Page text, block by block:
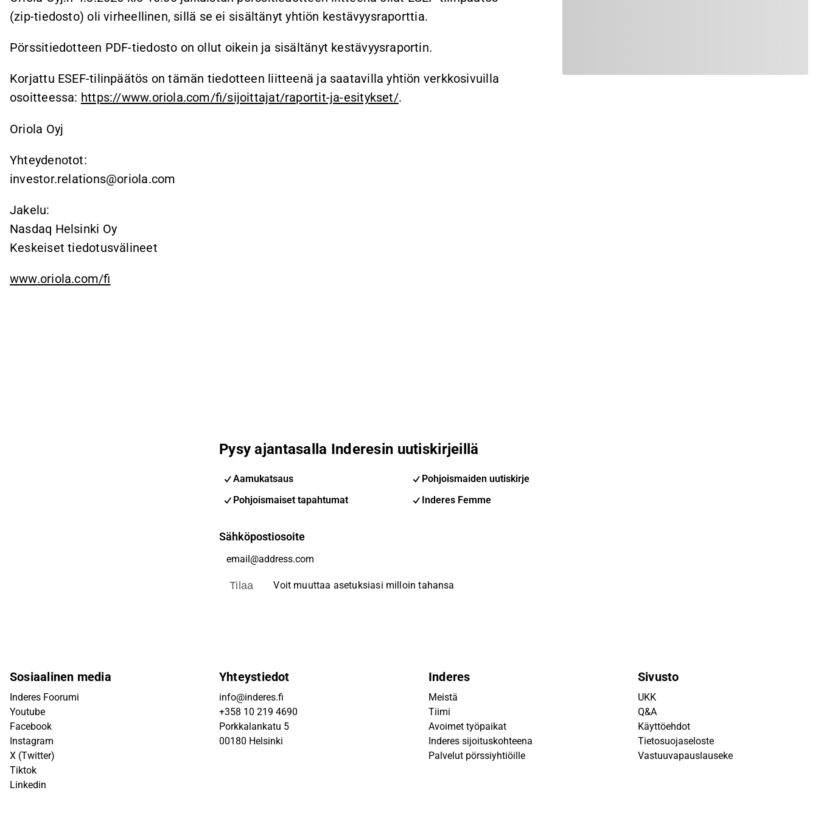
(zip-tiedosto) oli virheellinen, sillä se ei sisältänyt yhtiön kestävyysraporttia.
Pörssitiedotteen PDF-tiedosto on ollut oikein ja sisältänyt kestävyysraportin.
Korjattu ESEF-tilinpäätös on tämän tiedotteen liitteenä ja saatavilla yhtiön verkkosivuilla
osoitteessa: https://www.oriola.com/fi/sijoittajat/raportit-ja-esitykset/.
Oriola Oyj
Yhteydenotot:
investor.relations@oriola.com
Jakelu:
Nasdaq Helsinki Oy
Keskeiset tiedotusvälineet
www.oriola.com/fi
Pysy ajantasalla Inderesin uutiskirjeillä
Aamukatsaus
Pohjoismaiden uutiskirje
Pohjoismaiset tapahtumat
Inderes Femme
Sähköpostiosoite
Tilaa Voit muuttaa asetuksiasi milloin tahansa
Sosiaalinen media
Inderes Foorumi
Youtube
Facebook
Instagram
X (Twitter)
Tiktok
Linkedin
Yhteystiedot
info@inderes.fi
+358 10 219 4690
Porkkalankatu 5
00180 Helsinki
Inderes
Meistä
Tiimi
Avoimet työpaikat
Inderes sijoituskohteena
Palvelut pörssiyhtiöille
Sivusto
UKK
Q&A
Käyttöehdot
Tietosuojaseloste
Vastuuvapauslauseke